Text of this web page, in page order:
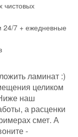
чистовых
24/7 + ежедневные
ламинат :)
целиком
наш
а расценки
смет. А
-